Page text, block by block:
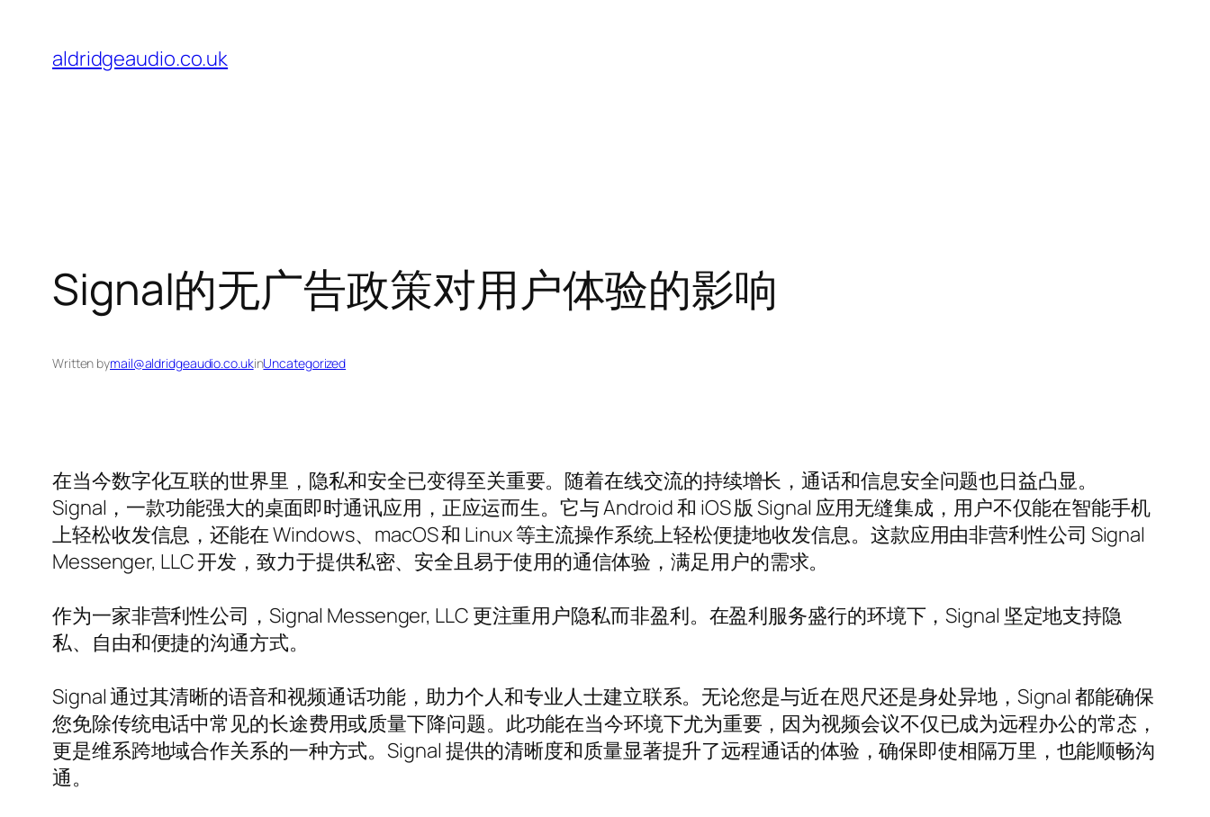
content
aldridgeaudio.co.uk
Signal的无广告政策对用户体验的影响
Written bymail@aldridgeaudio.co.ukinUncategorized
在当今数字化互联的世界里，隐私和安全已变得至关重要。随着在线交流的持续增长，通话和信息安全问题也日益凸显。
Signal，一款功能强大的桌面即时通讯应用，正应运而生。它与 Android 和 iOS 版 Signal 应用无缝集成，用户不仅能在智能手机
上轻松收发信息，还能在 Windows、macOS 和 Linux 等主流操作系统上轻松便捷地收发信息。这款应用由非营利性公司 Signal
Messenger, LLC 开发，致力于提供私密、安全且易于使用的通信体验，满足用户的需求。
作为一家非营利性公司，Signal Messenger, LLC 更注重用户隐私而非盈利。在盈利服务盛行的环境下，Signal 坚定地支持隐
私、自由和便捷的沟通方式。
Signal 通过其清晰的语音和视频通话功能，助力个人和专业人士建立联系。无论您是与近在咫尺还是身处异地，Signal 都能确保
您免除传统电话中常见的长途费用或质量下降问题。此功能在当今环境下尤为重要，因为视频会议不仅已成为远程办公的常态，
更是维系跨地域合作关系的一种方式。Signal 提供的清晰度和质量显著提升了远程通话的体验，确保即使相隔万里，也能顺畅沟
通。